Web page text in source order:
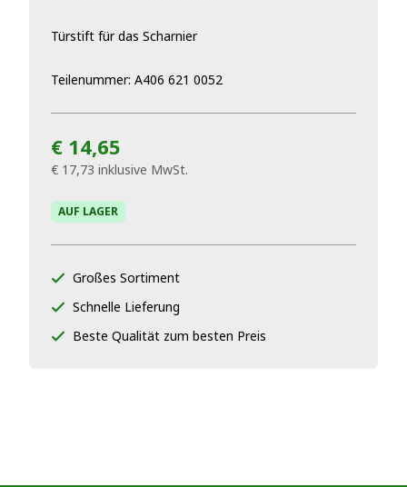
Türstift für das Scharnier
Teilenummer: A406 621 0052
€ 14,65
€ 17,73 inklusive MwSt.
AUF LAGER
Großes Sortiment
Schnelle Lieferung
Beste Qualität zum besten Preis